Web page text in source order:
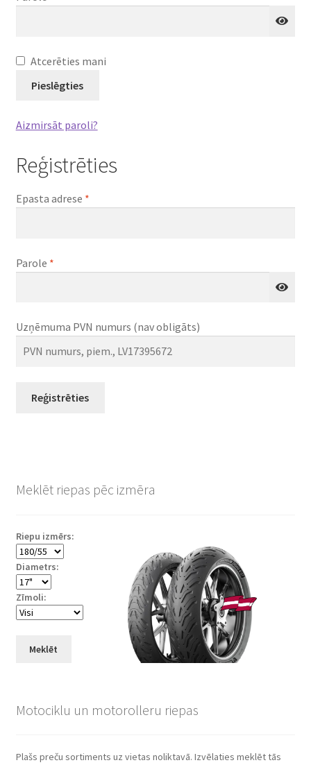
Atcerēties mani
Pieslēgties
Aizmirsāt paroli?
Reģistrēties
Epasta adrese *Obligāts
Parole *Obligāts
Uzņēmuma PVN numurs (nav obligāts)
Reģistrēties
Meklēt riepas pēc izmēra
Riepu izmērs:
Diametrs:
Zīmoli:
Meklēt
Motociklu un motorolleru riepas
Plašs preču sortiments uz vietas noliktavā. Izvēlaties meklēt tās